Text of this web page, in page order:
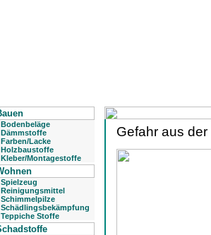
Bodenbeläge
Dämmstoffe
Farben/Lacke
Holzbaustoffe
Kleber/Montagestoffe
Spielzeug
Reinigungsmittel
Schimmelpilze
Schädlingsbekämpfung
Teppiche Stoffe
Gefahr aus